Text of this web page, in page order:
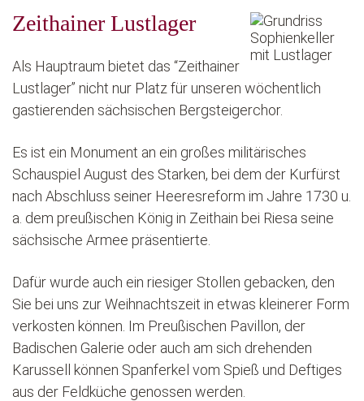
Zeithainer Lustlager
Als Hauptraum bietet das “Zeithainer
Lustlager” nicht nur Platz für unseren wöchentlich
gastierenden sächsischen Bergsteigerchor.
Es ist ein Monument an ein großes militärisches
Schauspiel August des Starken, bei dem der Kurfürst
nach Abschluss seiner Heeresreform im Jahre 1730 u.
a. dem preußischen König in Zeithain bei Riesa seine
sächsische Armee präsentierte.
Dafür wurde auch ein riesiger Stollen gebacken, den
Sie bei uns zur Weihnachtszeit in etwas kleinerer Form
verkosten können. Im Preußischen Pavillon, der
Badischen Galerie oder auch am sich drehenden
Karussell können Spanferkel vom Spieß und Deftiges
aus der Feldküche genossen werden.